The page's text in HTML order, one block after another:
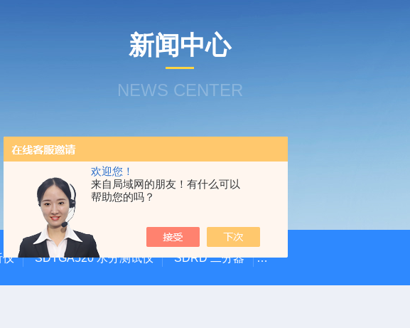
欢迎您！
来自局域网的朋友！有什么可以
帮助您的吗？
新闻中心
NEWS CENTER
仪 SDTGA520 水分测试仪 SDRD 二分器 SDEIAS 系列自动化验系统